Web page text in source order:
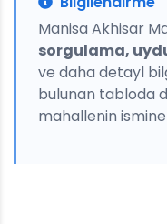
Manisa Akhisar
sorgulama,
ve daha detayl
bulunan tabloda
mahallenin